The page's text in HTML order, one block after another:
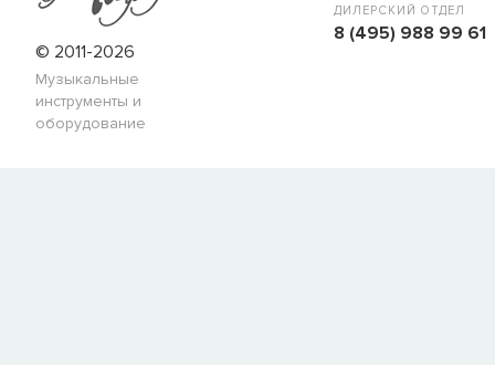
© 2011-2026
Музыкальные
инструменты и
оборудование
ДИЛЕРСКИЙ ОТДЕЛ
8 (495) 988 99 61